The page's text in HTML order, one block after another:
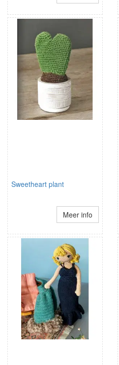
Sweetheart plant
Meer info